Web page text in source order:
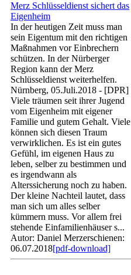
Merz Schlüsseldienst sichert das
Eigenheim
In der heutigen Zeit muss man
sein Eigentum mit den richtigen
Maßnahmen vor Einbrechern
schützen. In der Nürberger
Region kann der Merz
Schlüsseldienst weiterhelfen.
Nürnberg, 05.Juli.2018 - [DPR]
Viele träumen seit ihrer Jugend
vom Eigenheim mit eigener
Familie und gutem Gehalt. Viele
können sich diesen Traum
verwirklichen. Es ist ein gutes
Gefühl, im eigenen Haus zu
leben, selber zu bestimmen und
es irgendwann als
Alterssicherung noch zu haben.
Der kleine Nachteil lautet, dass
man sich um alles selber
kümmern muss. Vor allem frei
stehende Einfamilienhäuser s...
Autor: Daniel Merzerschienen:
06.07.2018[pdf-download]